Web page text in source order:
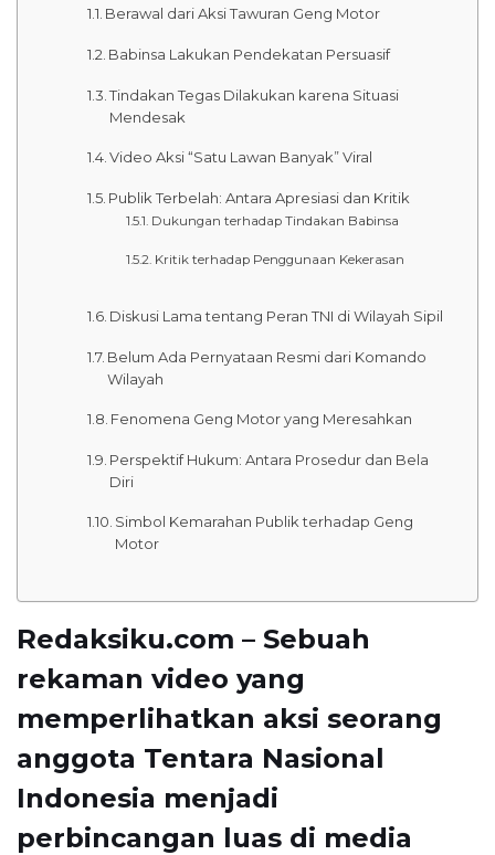
Berawal dari Aksi Tawuran Geng Motor
Babinsa Lakukan Pendekatan Persuasif
Tindakan Tegas Dilakukan karena Situasi
Mendesak
Video Aksi “Satu Lawan Banyak” Viral
Publik Terbelah: Antara Apresiasi dan Kritik
Dukungan terhadap Tindakan Babinsa
Kritik terhadap Penggunaan Kekerasan
Diskusi Lama tentang Peran TNI di Wilayah Sipil
Belum Ada Pernyataan Resmi dari Komando
Wilayah
Fenomena Geng Motor yang Meresahkan
Perspektif Hukum: Antara Prosedur dan Bela
Diri
Simbol Kemarahan Publik terhadap Geng
Motor
Redaksiku.com – Sebuah
rekaman video yang
memperlihatkan aksi seorang
anggota Tentara Nasional
Indonesia menjadi
perbincangan luas di media